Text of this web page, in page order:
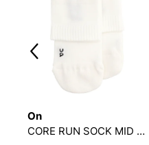
On
CORE RUN SOCK MID 2P